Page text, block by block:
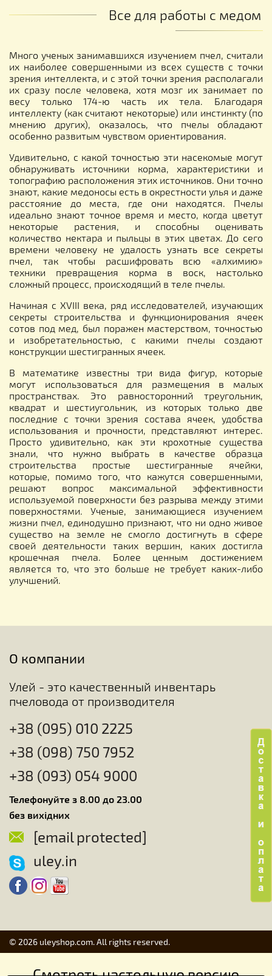
Все для работы с медом
Много ученых занимавшихся изучением пчел, считали
их наиболее совершенными из всех существ с точки
зрения интеллекта, и с этой точки зрения располагали
их сразу после человека, хотя мозг их занимает по
весу только 174-ю часть их тела. Благодаря
интеллекту (как считают некоторые) или инстинкту (по
мнению других), оказалось, что пчелы обладают
особенно развитым чувством ориентирования.
Удивительно, с какой точностью эти насекомые могут
обнаруживать источники корма, характеристики и
топографию расположения этих источников. Они точно
знают, какие медоносы есть в окрестности улья и даже
расстояние до места, где они находятся. Пчелы
идеально знают точное время и место, когда цветут
некоторые растения, и способны оценивать
количество нектара и пыльцы в этих цветах. До сего
времени человеку не удалость узнать все секреты
пчел, так чтобы расшифровать всю «алхимию»
техники превращения корма в воск, настолько
сложный процесс, происходящий в теле пчелы.
Начиная с XVIII века, ряд исследователей, изучающих
секреты строительства и функционирования ячеек
сотов под мед, был поражен мастерством, точностью
и изобретательностью, с какими пчелы создают
конструкции шестигранных ячеек.
В математике известны три вида фигур, которые
могут использоваться для размещения в малых
пространствах. Это равносторонний треугольник,
квадрат и шестиугольник, из которых только две
последние с точки зрения состава ячеек, удобства
использования и прочности, представляют интерес.
Просто удивительно, как эти крохотные существа
знали, что нужно выбрать в качестве образца
строительства простые шестигранные ячейки,
которые, помимо того, что кажутся совершенными,
решают вопрос максимальной эффективности
используемой поверхности без разрыва между этими
поверхностями. Ученые, занимающиеся изучением
жизни пчел, единодушно признают, что ни одно живое
существо на земле не смогло достигнуть в сфере
своей деятельности таких вершин, каких достигла
крошечная пчела. Более ценным достижением
является то, что это больше не требует каких-либо
улучшений.
О компании
Улей - это качественный инвентарь
пчеловода от производителя
+38 (095) 010 2225
+38 (098) 750 7952
+38 (093) 054 9000
Телефонуйте з 8.00 до 23.00
без вихідних
[email protected]
uley.in
© 2026 uleyshop.com. All rights reserved.